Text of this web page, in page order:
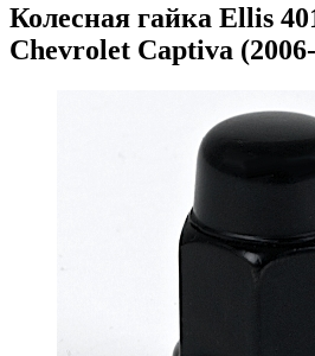
Колесная гайка Ellis
Chevrolet Captiva